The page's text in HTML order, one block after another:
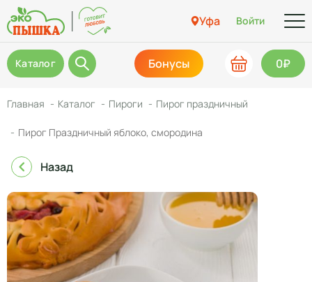
Уфа Войти
Каталог Бонусы 0₽
Главная Каталог Пироги Пирог праздничный
Пирог Праздничный яблоко, смородина
Назад